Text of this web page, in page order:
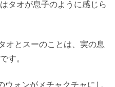
タオが息子のように感じら
オとスーのことは、実の息
す。
ウォンがメチャクチャにし